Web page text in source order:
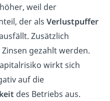
weil der
der als Verlustpuffer
Zusätzlich
gezahlt werden.
wirkt sich
auf die
des Betriebs aus.